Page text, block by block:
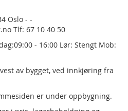
Oslo - -
Tlf: 67 10 40 50
- 16:00 Lør: Stengt Mob:
av bygget, ved innkjøring fra
er under oppbygning.